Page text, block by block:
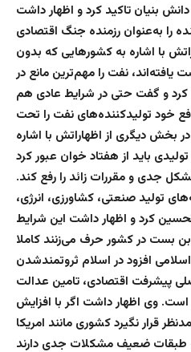
بنیان تاکید کرد و اظهار داشت
را به‌عنوان رزمنده جنگ اقتصادی
با اشاره به کشورهایی که بدون
نفت را مهم‌ترین مانع در
و گفت حتی در شرایط عادی هم
خود تولیدکننده‌های نفت را تحت
بخش دیگری از اظهاراتش با اشاره
باید از هفتاد خوان عبور کرد
جدی و مقررات زائد را رفع کند.
تولید صنعتی، کشاورزی، انرژی،
کرد و اظهار داشت این شرایط
بست در کشور حرف می‌‌زنند کاملا
افزود در اسلام ثروتمندشدن
پیشرفت اقتصادی، تامین عدالت
وی اظهار داشت اگر با افزایش
قرار نگیرد کشوری مانند امریکا